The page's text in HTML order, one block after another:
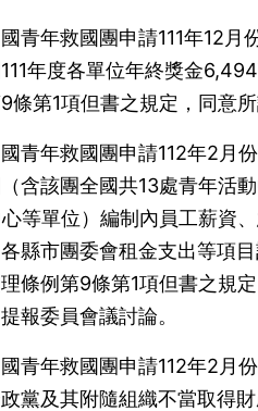
青年救國團申請111年12月
年度各單位年終獎金
條第1項但書之規定，同意所
青年救國團申請112年2月
含該團全國共13處青年活
等單位）編制內員工薪資
縣市團委會租金支出等項
條例第9條第1項但書之規
報委員會議討論。
青年救國團申請112年2月
黨及其附隨組織不當取得